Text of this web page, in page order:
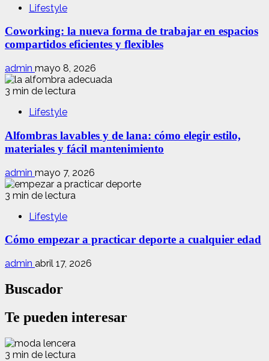
Lifestyle
Coworking: la nueva forma de trabajar en espacios
compartidos eficientes y flexibles
admin mayo 8, 2026
3 min de lectura
Lifestyle
Alfombras lavables y de lana: cómo elegir estilo,
materiales y fácil mantenimiento
admin mayo 7, 2026
3 min de lectura
Lifestyle
Cómo empezar a practicar deporte a cualquier edad
admin abril 17, 2026
Buscador
Te pueden interesar
3 min de lectura